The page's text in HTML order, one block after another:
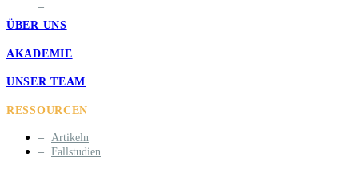
ÜBER UNS
AKADEMIE
UNSER TEAM
RESSOURCEN
Artikeln
Fallstudien